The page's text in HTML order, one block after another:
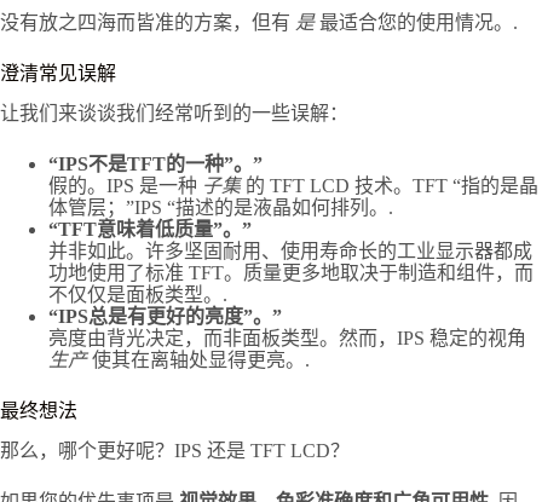
没有放之四海而皆准的方案，但有 是最适合您的使用情况。.
澄清常见误解
让我们来谈谈我们经常听到的一些误解：
“IPS不是TFT的一种”。”
假的。IPS 是一种 子集的 TFT LCD 技术。TFT “指的是晶
体管层；”IPS “描述的是液晶如何排列。.
“TFT意味着低质量”。”
并非如此。许多坚固耐用、使用寿命长的工业显示器都成
功地使用了标准 TFT。质量更多地取决于制造和组件，而
不仅仅是面板类型。.
“IPS总是有更好的亮度”。”
亮度由背光决定，而非面板类型。然而，IPS 稳定的视角
生产使其在离轴处显得更亮。.
最终想法
那么，哪个更好呢？IPS 还是 TFT LCD？